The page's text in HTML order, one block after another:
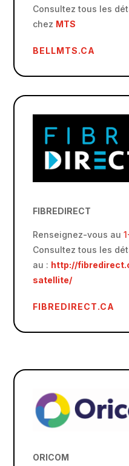
Consultez tous les
chez MTS
BELLMTS.CA
FIBREDIRECT
Renseignez-vous au
Consultez tous les
au : http://
satellite/
FIBREDIRECT.CA
ORICOM